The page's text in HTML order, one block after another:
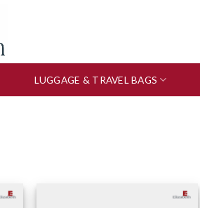
LUGGAGE & TRAVEL BAGS